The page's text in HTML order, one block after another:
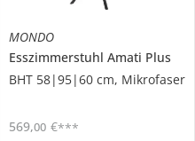
MONDO
Esszimmerstuhl Amati Plus
BHT 58|95|60 cm, Mikrofaser
569,00 €***